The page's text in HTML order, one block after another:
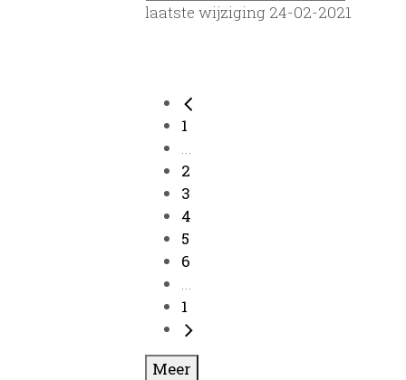
laatste wijziging 24-02-2021
1
...
2
3
4
5
6
...
1
Meer